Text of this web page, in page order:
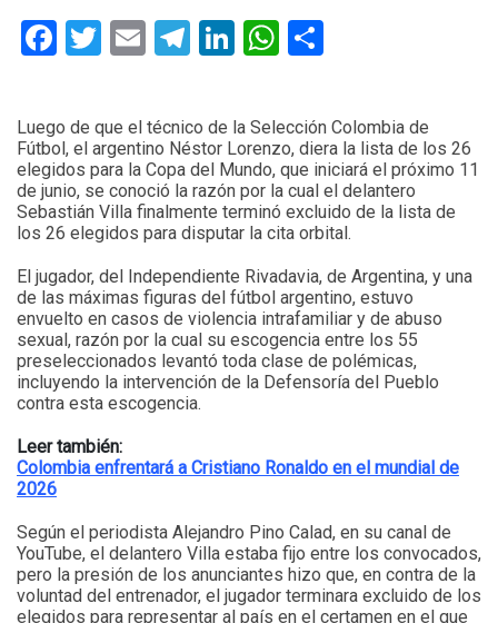
Facebook
Twitter
EmailTelegram
LinkedIn
WhatsApp
Luego de que el técnico de la Selección Colombia de
Fútbol, el argentino Néstor Lorenzo, diera la lista de los 26
elegidos para la Copa del Mundo, que iniciará el próximo 11
de junio, se conoció la razón por la cual el delantero
Sebastián Villa finalmente terminó excluido de la lista de
los 26 elegidos para disputar la cita orbital.
El jugador, del Independiente Rivadavia, de Argentina, y una
de las máximas figuras del fútbol argentino, estuvo
envuelto en casos de violencia intrafamiliar y de abuso
sexual, razón por la cual su escogencia entre los 55
preseleccionados levantó toda clase de polémicas,
incluyendo la intervención de la Defensoría del Pueblo
contra esta escogencia.
Leer también:
Colombia enfrentará a Cristiano Ronaldo en el mundial de
2026
Según el periodista Alejandro Pino Calad, en su canal de
YouTube, el delantero Villa estaba fijo entre los convocados,
pero la presión de los anunciantes hizo que, en contra de la
voluntad del entrenador, el jugador terminara excluido de los
elegidos para representar al país en el certamen en el que